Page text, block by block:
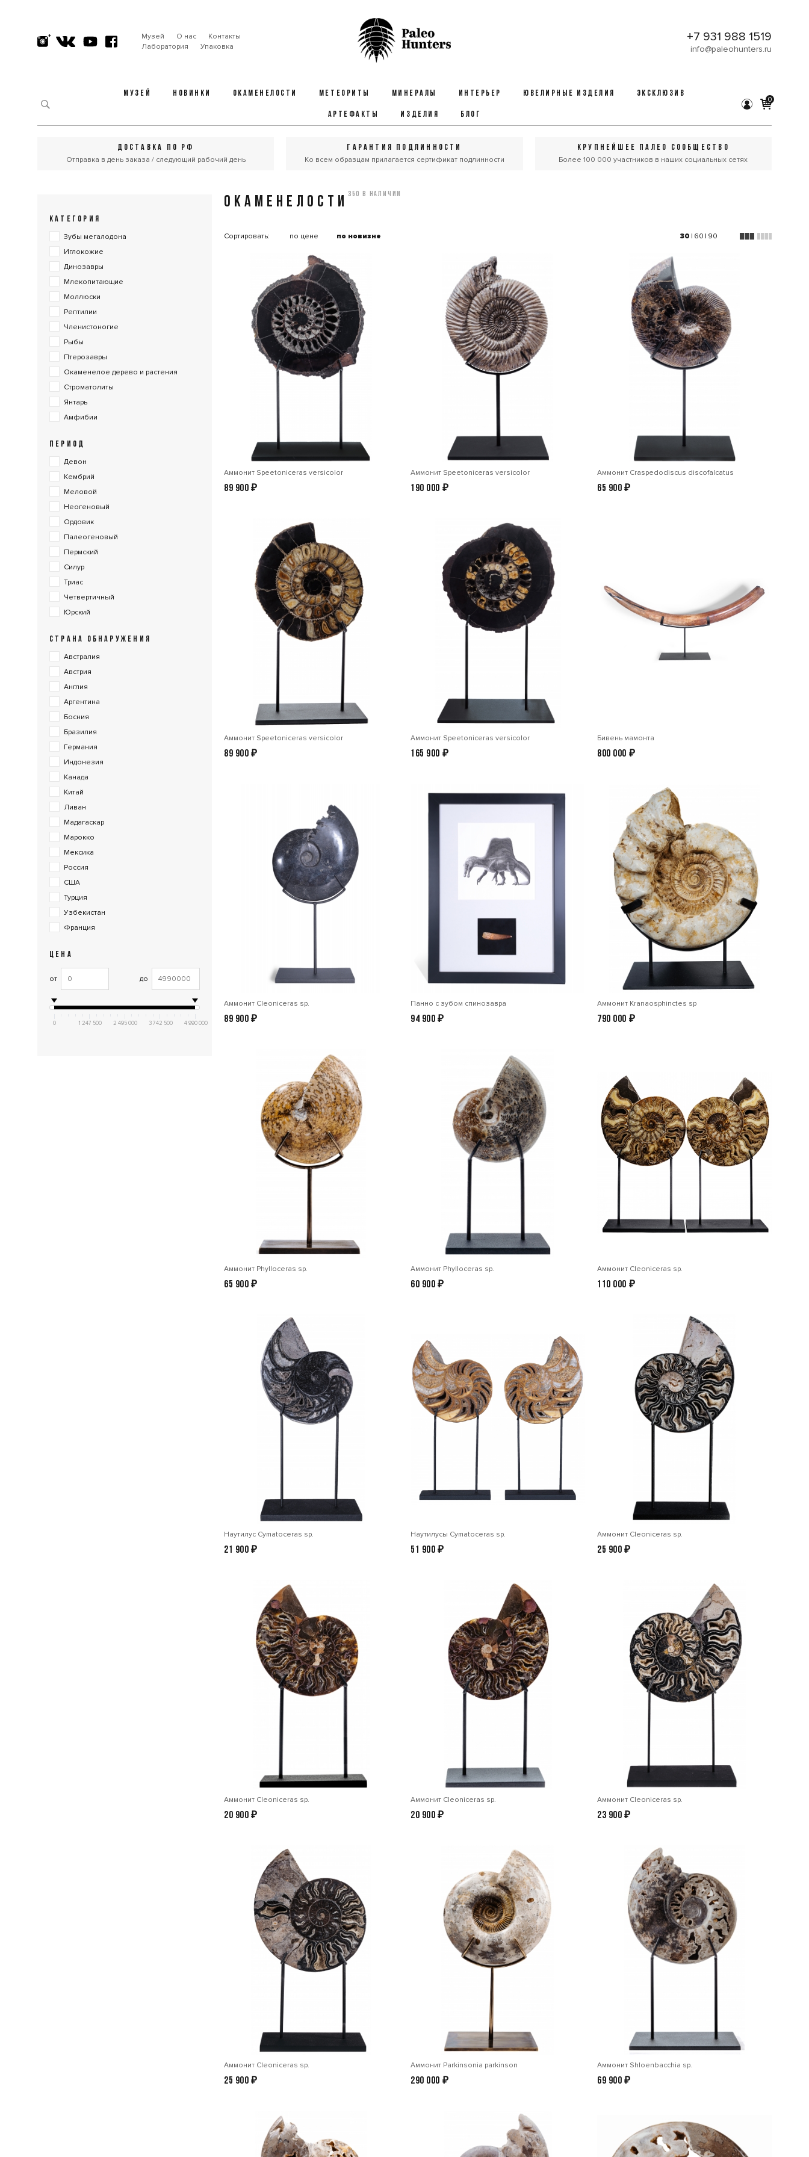
Музей О нас
Контакты
Лаборатория
Упаковка
+7 931 988 1519
info@paleohunters.ru
МУЗЕЙ НОВИНКИ ОКАМЕНЕЛОСТИ МЕТЕОРИТЫ МИНЕРАЛЫ ИНТЕРЬЕР ЮВЕЛИРНЫЕ ИЗДЕЛИЯ ЭКСКЛЮЗИВ
АРТЕФАКТЫ ИЗДЕЛИЯ БЛОГ
0
ДОСТАВКА ПО РФ
Отправка в день заказа / следующий рабочий день
ГАРАНТИЯ ПОДЛИННОСТИ
Ко всем образцам прилагается сертификат подлинности
КРУПНЕЙШЕЕ ПАЛЕО СООБЩЕСТВО
Более 100 000 участников в наших социальных сетях
ОКАМЕНЕЛОСТИ 350 в наличии
Сортировать: по цене по новизне 30 | 60 | 90
Аммонит Speetoniceras versicolor
89 900₽
Аммонит Speetoniceras versicolor
190 000 ₽
Аммонит Craspedodiscus discofalcatus
65 900₽
Аммонит Speetoniceras versicolor
89 900₽
Аммонит Speetoniceras versicolor
165 900 ₽
Бивень мамонта
800 000 ₽
Аммонит Cleoniceras sp.
89 900₽
Панно с зубом спинозавра
94 900₽
Аммонит Kranaosphinctes sp
790 000 ₽
Аммонит Phylloceras sp.
65 900₽
Аммонит Phylloceras sp.
60 900₽
Аммонит Cleoniceras sp.
110 000 ₽
Наутилус Cymatoceras sp.
21 900₽
Наутилусы Cymatoceras sp.
51 900₽
Аммонит Cleoniceras sp.
25 900₽
Аммонит Cleoniceras sp.
20 900₽
Аммонит Cleoniceras sp.
20 900₽
Аммонит Cleoniceras sp.
23 900₽
Аммонит Cleoniceras sp.
25 900₽
Аммонит Parkinsonia parkinson
290 000 ₽
Аммонит Shloenbacchia sp.
69 900₽
КАТЕГОРИЯ
Зубы мегалодона
Иглокожие
Динозавры
Млекопитающие
Моллюски
Рептилии
Членистоногие
Рыбы
Птерозавры
Окаменелое дерево и растения
Строматолиты
Янтарь
Амфибии
ПЕРИОД
Девон
Кембрий
Меловой
Неогеновый
Ордовик
Палеогеновый
Пермский
Силур
Триас
Четвертичный
Юрский
СТРАНА ОБНАРУЖЕНИЯ
Австралия
Австрия
Англия
Аргентина
Босния
Бразилия
Германия
Индонезия
Канада
Китай
Ливан
Мадагаскар
Марокко
Мексика
Россия
США
Турция
Узбекистан
Франция
ЦЕНА
от до
0 1 247 500 2 495 000 3 742 500 4 990 000